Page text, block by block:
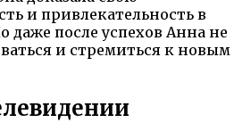
и привлекательность в
даже после успехов Анна не
и стремиться к новым